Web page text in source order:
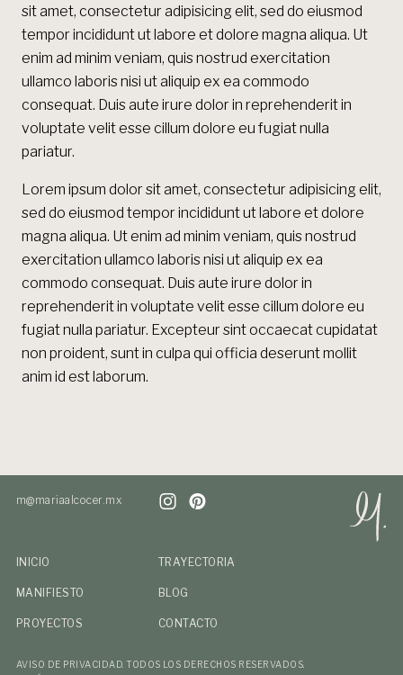
sit amet, consectetur adipisicing elit, sed do eiusmod
tempor incididunt ut labore et dolore magna aliqua. Ut
enim ad minim veniam, quis nostrud exercitation
ullamco laboris nisi ut aliquip ex ea commodo
consequat. Duis aute irure dolor in reprehenderit in
voluptate velit esse cillum dolore eu fugiat nulla
pariatur.
Lorem ipsum dolor sit amet, consectetur adipisicing elit,
sed do eiusmod tempor incididunt ut labore et dolore
magna aliqua. Ut enim ad minim veniam, quis nostrud
exercitation ullamco laboris nisi ut aliquip ex ea
commodo consequat. Duis aute irure dolor in
reprehenderit in voluptate velit esse cillum dolore eu
fugiat nulla pariatur. Excepteur sint occaecat cupidatat
non proident, sunt in culpa qui officia deserunt mollit
anim id est laborum.
m@mariaalcocer.mx
INICIO
MANIFIESTO
PROYECTOS
TRAYECTORIA
BLOG
CONTACTO
AVISO DE PRIVACIDAD. TODOS LOS DERECHOS RESERVADOS.